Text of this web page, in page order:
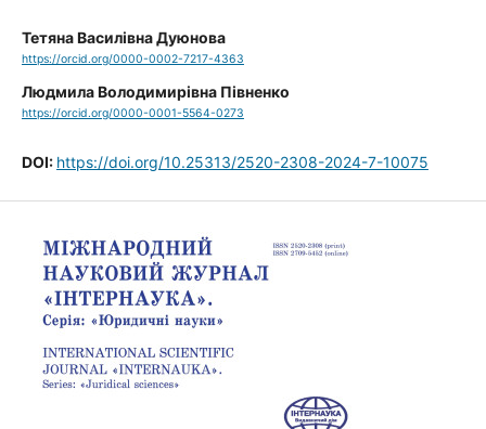
Тетяна Василівна Дуюнова
https://orcid.org/0000-0002-7217-4363
Людмила Володимирівна Півненко
https://orcid.org/0000-0001-5564-0273
DOI: https://doi.org/10.25313/2520-2308-2024-7-10075